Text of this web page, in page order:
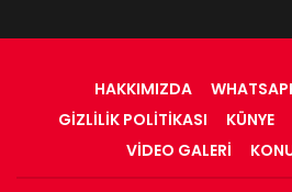
HAKKIMIZDA
GIZLILIK POLITIKASI
KÜNYE
VIDEO GALERI